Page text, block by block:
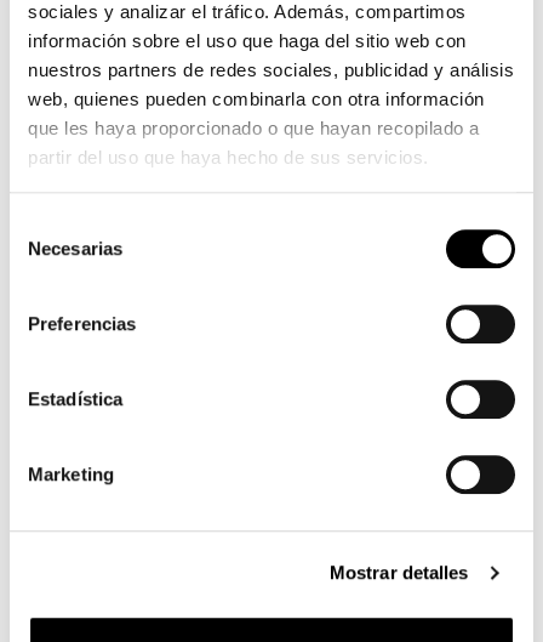
sociales y analizar el tráfico. Además, compartimos
información sobre el uso que haga del sitio web con
nuestros partners de redes sociales, publicidad y análisis
web, quienes pueden combinarla con otra información
que les haya proporcionado o que hayan recopilado a
partir del uso que haya hecho de sus servicios.
Necesarias
Preferencias
Estadística
Marketing
Mostrar detalles